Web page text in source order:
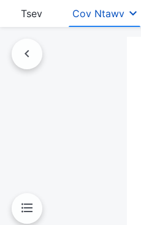
Tsev Cov Ntawv